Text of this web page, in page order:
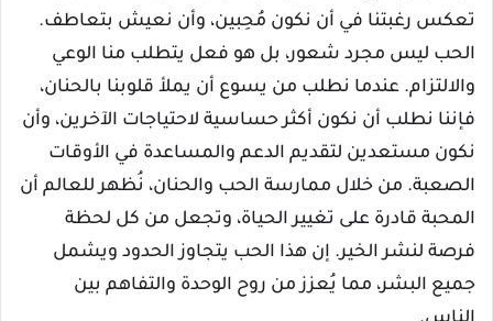
تعكس رغبتنا في أن نكون مُحِبين، وأن نعيش بتعاطف.
الحب ليس مجرد شعور، بل هو فعل يتطلب منا الوعي
والالتزام. عندما نطلب من يسوع أن يملأ قلوبنا بالحنان،
فإننا نطلب أن نكون أكثر حساسية لاحتياجات الآخرين، وأن
نكون مستعدين لتقديم الدعم والمساعدة في الأوقات
الصعبة. من خلال ممارسة الحب والحنان، نُظهر للعالم أن
المحبة قادرة على تغيير الحياة، وتجعل من كل لحظة
فرصة لنشر الخير. إن هذا الحب يتجاوز الحدود ويشمل
جميع البشر، مما يُعزز من روح الوحدة والتفاهم بين